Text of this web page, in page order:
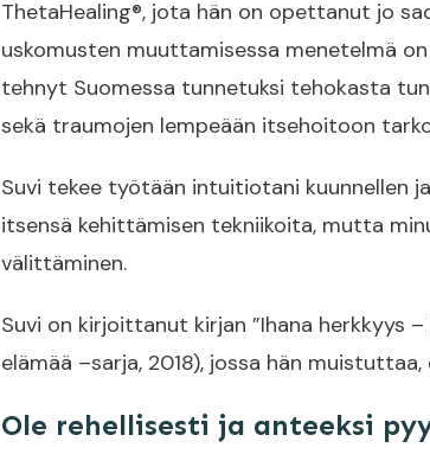
ThetaHealing®, jota hän on opettanut jo
uskomusten muuttamisessa menetelmä
tehnyt Suomessa tunnetuksi tehokasta
sekä traumojen lempeään itsehoitoon
Suvi tekee työtään intuitiotani kuunnellen
itsensä kehittämisen tekniikoita, mutta
välittäminen.
Suvi on kirjoittanut kirjan ”Ihana herkkyys
elämää –sarja, 2018), jossa hän
Ole rehellisesti ja anteeksi